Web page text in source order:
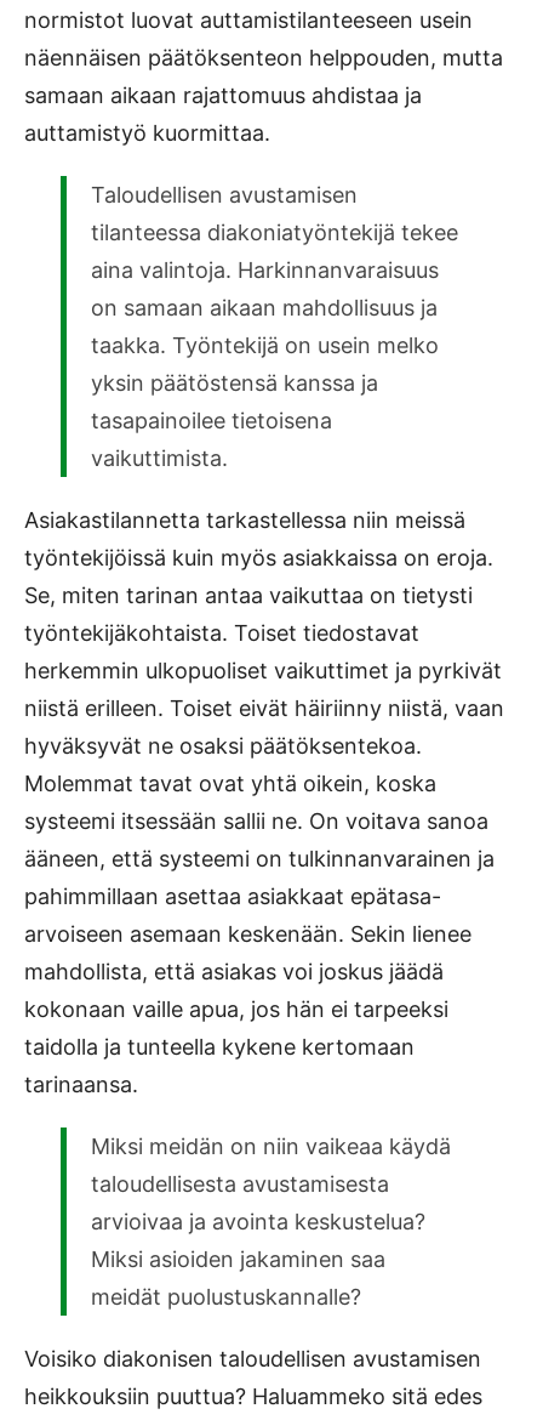
normistot luovat auttamistilanteeseen usein
näennäisen päätöksenteon helppouden, mutta
samaan aikaan rajattomuus ahdistaa ja
auttamistyö kuormittaa.
Taloudellisen avustamisen
tilanteessa diakoniatyöntekijä tekee
aina valintoja. Harkinnanvaraisuus
on samaan aikaan mahdollisuus ja
taakka. Työntekijä on usein melko
yksin päätöstensä kanssa ja
tasapainoilee tietoisena
vaikuttimista.
Asiakastilannetta tarkastellessa niin meissä
työntekijöissä kuin myös asiakkaissa on eroja.
Se, miten tarinan antaa vaikuttaa on tietysti
työntekijäkohtaista. Toiset tiedostavat
herkemmin ulkopuoliset vaikuttimet ja pyrkivät
niistä erilleen. Toiset eivät häiriinny niistä, vaan
hyväksyvät ne osaksi päätöksentekoa.
Molemmat tavat ovat yhtä oikein, koska
systeemi itsessään sallii ne. On voitava sanoa
ääneen, että systeemi on tulkinnanvarainen ja
pahimmillaan asettaa asiakkaat epätasa-
arvoiseen asemaan keskenään. Sekin lienee
mahdollista, että asiakas voi joskus jäädä
kokonaan vaille apua, jos hän ei tarpeeksi
taidolla ja tunteella kykene kertomaan
tarinaansa.
Miksi meidän on niin vaikeaa käydä
taloudellisesta avustamisesta
arvioivaa ja avointa keskustelua?
Miksi asioiden jakaminen saa
meidät puolustuskannalle?
Voisiko diakonisen taloudellisen avustamisen
heikkouksiin puuttua? Haluammeko sitä edes